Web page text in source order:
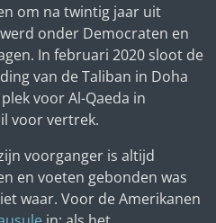
om na twintig jaar uit
onder Democraten en
In februari 2020 sloot de
van de Taliban in Doha
voor Al-Qaeda in
voor vertrek.
voorganger is altijd
en voeten gebonden was
waar. Voor de Amerikanen